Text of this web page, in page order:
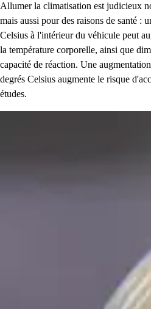
Allumer la climatisation est judicieux
mais aussi pour des raisons de santé :
Celsius à l'intérieur du véhicule peut
la température corporelle, ainsi que
capacité de réaction. Une
degrés Celsius augmente le risque
études.